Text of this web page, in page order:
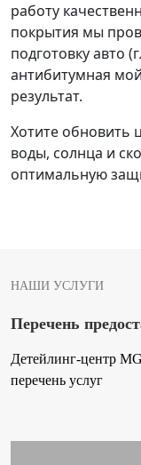
работу
покрытия мы
подготовку авто
антибитумная
результат.
Хотите обновить
воды, солнца и
оптимальную
НАШИ УСЛУГИ
Перечень
Детейлинг-центр
перечень услуг